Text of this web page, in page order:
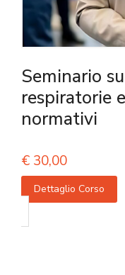
Seminario
respiratorie
normativi
€ 30,00
Dettaglio Corso